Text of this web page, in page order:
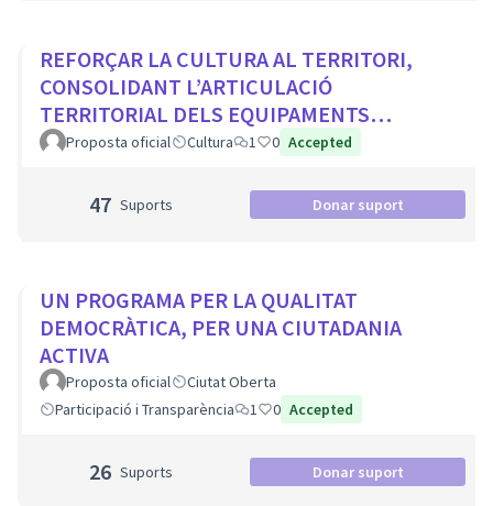
REFORÇAR LA CULTURA AL TERRITORI,
CONSOLIDANT L’ARTICULACIÓ
TERRITORIAL DELS EQUIPAMENTS
CULTURALS I ELS PROJECTES
Proposta oficial Cultura 1 0 Accepted
47 Suports Donar suport
UN PROGRAMA PER LA QUALITAT
DEMOCRÀTICA, PER UNA CIUTADANIA
ACTIVA
Proposta oficial
Ciutat Oberta
Participació i Transparència
1 0 Accepted
26 Suports Donar suport